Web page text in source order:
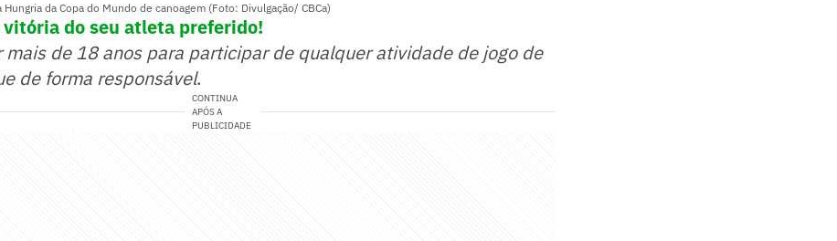
da Copa do Mundo de canoagem (Foto: Divulgação/ CBCa)
vitória do seu atleta preferido!
mais de 18 anos para participar de qualquer atividade de jogo de
de forma responsável.
CONTINUA
APÓS A
PUBLICIDADE